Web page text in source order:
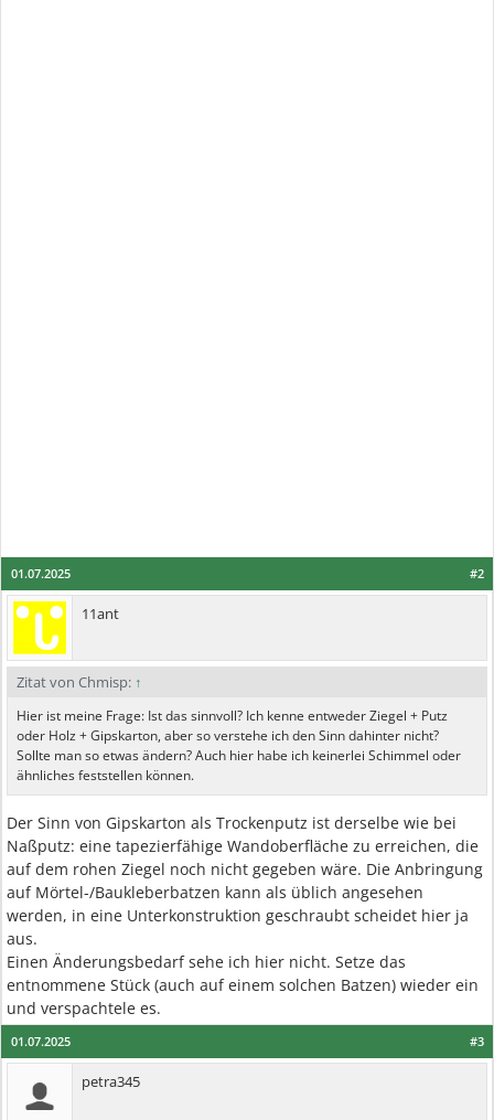
#2
01.07.2025
11ant
Zitat von Chmisp: ↑
Hier ist meine Frage: Ist das sinnvoll? Ich kenne entweder Ziegel + Putz
oder Holz + Gipskarton, aber so verstehe ich den Sinn dahinter nicht?
Sollte man so etwas ändern? Auch hier habe ich keinerlei Schimmel oder
ähnliches feststellen können.
Der Sinn von Gipskarton als Trockenputz ist derselbe wie bei
Naßputz: eine tapezierfähige Wandoberfläche zu erreichen, die
auf dem rohen Ziegel noch nicht gegeben wäre. Die Anbringung
auf Mörtel-/Baukleberbatzen kann als üblich angesehen
werden, in eine Unterkonstruktion geschraubt scheidet hier ja
aus.
Einen Änderungsbedarf sehe ich hier nicht. Setze das
entnommene Stück (auch auf einem solchen Batzen) wieder ein
und verspachtele es.
#3
01.07.2025
petra345